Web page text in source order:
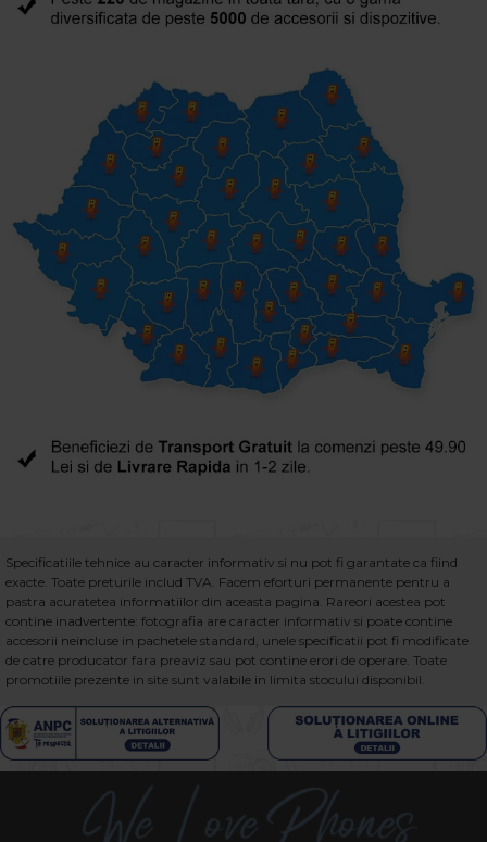
Specificatiile tehnice au caracter informativ si nu pot fi garantate ca fiind
exacte. Toate preturile includ TVA. Facem eforturi permanente pentru a
pastra acuratetea informatiilor din aceasta pagina. Rareori acestea pot
contine inadvertente: fotografia are caracter informativ si poate contine
accesorii neincluse in pachetele standard, unele specificatii pot fi modificate
de catre producator fara preaviz sau pot contine erori de operare. Toate
promotiile prezente in site sunt valabile in limita stocului disponibil.